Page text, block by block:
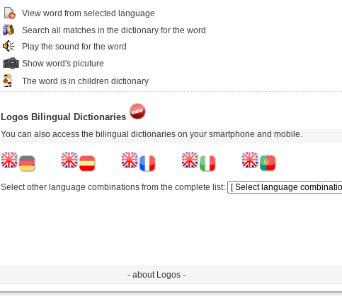
View word from selected language
Search all matches in the dictionary for the word
Play the sound for the word
Show word's picuture
The word is in children dictionary
Logos Bilingual Dictionaries
You can also access the bilingual dictionaries on your smartphone and mobile.
Select other language combinations from the complete list:
- about Logos -